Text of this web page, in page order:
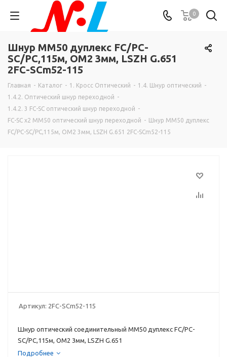
0
Шнур MM50 дуплекс FC/PC-
SC/PC,115м, OM2 3мм, LSZH G.651
2FC-SCm52-115
Главная - Каталог - 1. Кросс Оптический - 1.4. Шнур оптический -
1.4.2. Оптический шнур переходной -
1.4.2. 3 FC-SC оптический шнур переходной -
FC-SC х2 MM50 оптический шнур переходной - Шнур MM50 дуплекс
FC/PC-SC/PC,115м, OM2 3мм, LSZH G.651 2FC-SCm52-115
Артикул: 2FC-SCm52-115
Шнур оптический соединительный MM50 дуплекс FC/PC-
SC/PC,115м, OM2 3мм, LSZH G.651
Подробнее